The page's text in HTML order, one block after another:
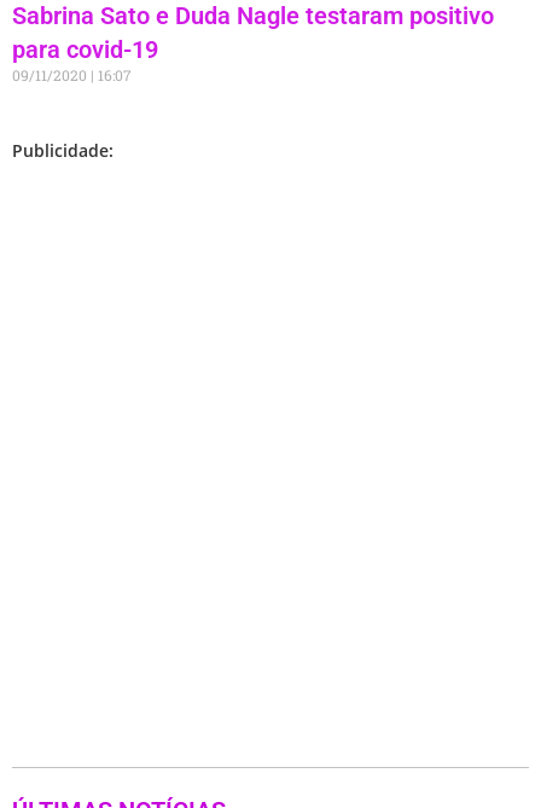
Sabrina Sato e Duda Nagle testaram positivo
para covid-19
09/11/2020 16:07
Publicidade: